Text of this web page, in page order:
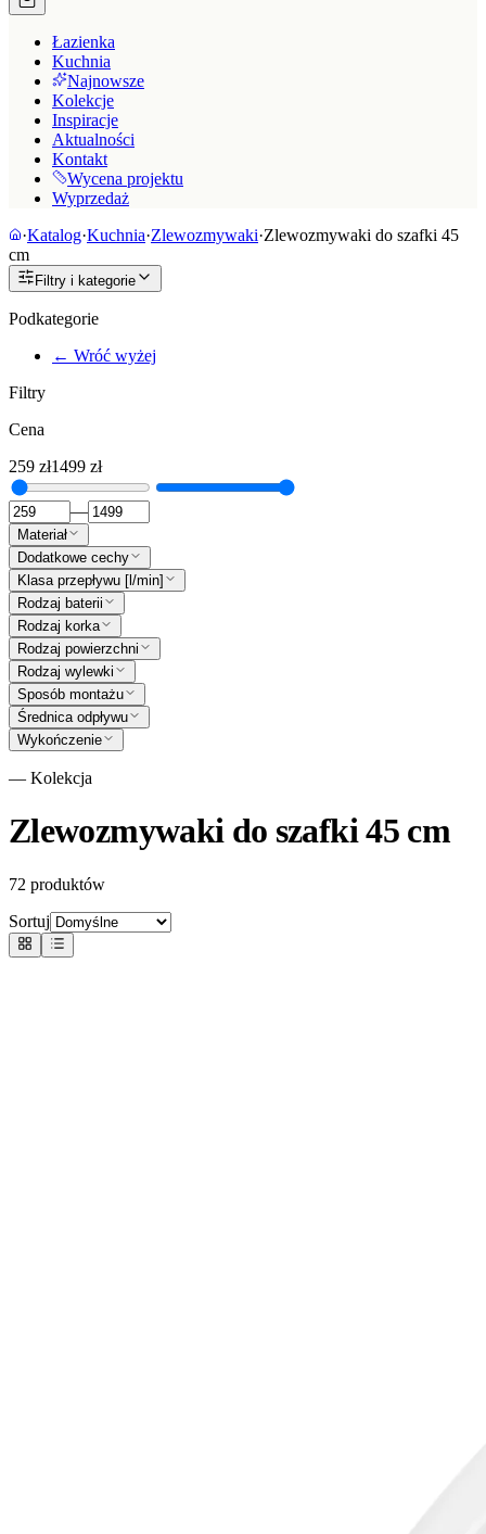
Łazienka
Kuchnia
Najnowsze
Kolekcje
Inspiracje
Aktualności
Kontakt
Wycena projektu
Wyprzedaż
·Katalog·Kuchnia·Zlewozmywaki·Zlewozmywaki do szafki 45
cm
Filtry i kategorie
Podkategorie
← Wróć wyżej
Filtry
Cena
259 zł1499 zł
—
Materiał
Dodatkowe cechy
Klasa przepływu [l/min]
Rodzaj baterii
Rodzaj korka
Rodzaj powierzchni
Rodzaj wylewki
Sposób montażu
Średnica odpływu
Wykończenie
— Kolekcja
Zlewozmywaki do szafki 45 cm
72 produktów
Sortuj